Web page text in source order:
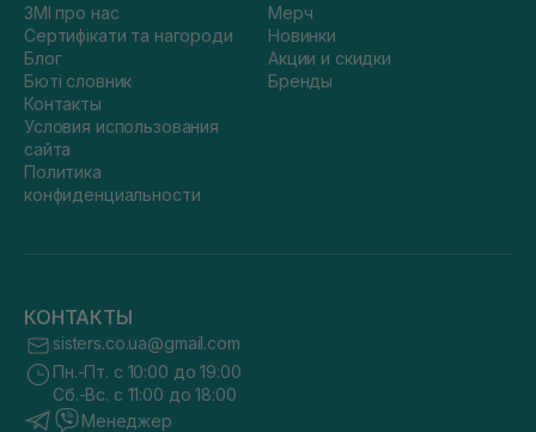
ЗМІ про нас
Сертифікати та нагороди
Блог
Бюті словник
Контакты
Условия использования
сайта
Политика
конфиденциальности
Мерч
Новинки
Акции и скидки
Бренды
КОНТАКТЫ
sisters.co.ua@gmail.com
Пн.-Пт. с 10:00 до 19:00
Сб.-Вс. с 11:00 до 18:00
Менеджер